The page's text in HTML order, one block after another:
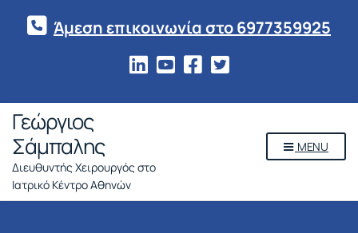
Άμεση επικοινωνία στο 6977359925
Γεώργιος
Σάμπαλης
Διευθυντής Χειρουργός στο
Ιατρικό Κέντρο Αθηνών
MENU